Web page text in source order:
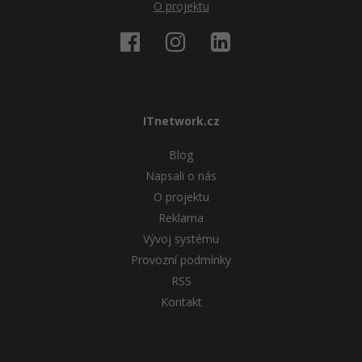
Windows
Elektronický podpis
O projektu
ITnetwork.cz
Blog
Napsali o nás
O projektu
Reklama
Vývoj systému
Provozní podmínky
RSS
Kontakt